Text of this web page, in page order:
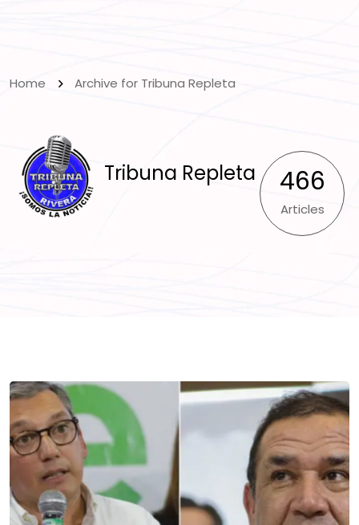
Home Archive for Tribuna Repleta
Tribuna Repleta 466
Articles